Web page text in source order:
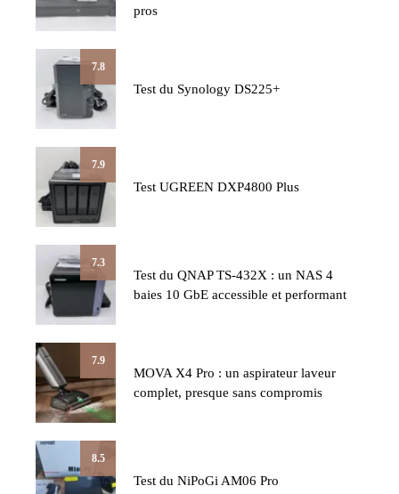
pros
7.8
Test du Synology DS225+
7.9
Test UGREEN DXP4800 Plus
7.3
Test du QNAP TS-432X : un NAS 4
baies 10 GbE accessible et performant
7.9
MOVA X4 Pro : un aspirateur laveur
complet, presque sans compromis
8.5
Test du NiPoGi AM06 Pro